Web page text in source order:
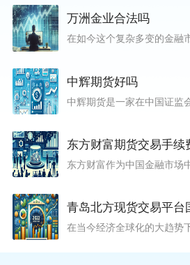
万洲金业合法吗
中辉期货好吗
东方财富期货交易手续
青岛北方现货交易平台